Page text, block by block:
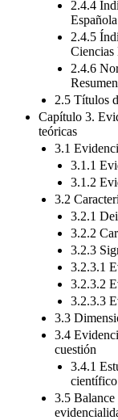
2.4.4
2.4.5
Ciencias
2.4.6
Resumen
2.5 Títulos
Capítulo 3.
teóricas
3.1
3.1.1
3.1.2
3.2
3.2.1
3.2.2
3.2.3
3.2.3.1
3.2.3.2
3.2.3.3
3.3
3.4
cuestión
3.4.1
3.5